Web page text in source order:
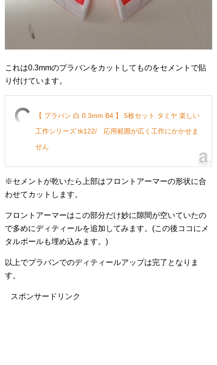
これは0.3mmのプラバンをカットしてものをセメントで貼
り付けています。
【 プラバン 白 0.3mm B4 】 5枚セット タミヤ 楽しい
工作シリーズ tk122/ 応用範囲が広く工作にかかせま
せん
※セメントが乾いたら上部はフロントアーマーの形状に合
わせてカットします。
フロントアーマーはこの部分だけ妙に隙間が空いていたの
で多めにディティールを追加してみます。(この後ココにメ
タルボールも埋め込みます。)
以上でプラバンでのディティールアップは完了となりま
す。
スポンサードリンク